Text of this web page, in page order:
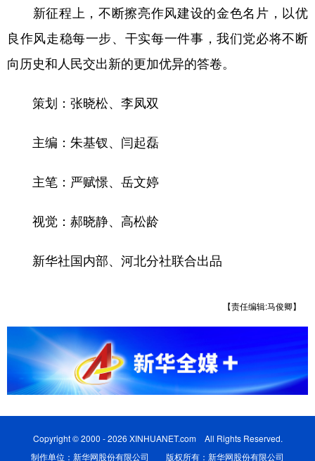
新征程上，不断擦亮作风建设的金色名片，以优
良作风走稳每一步、干实每一件事，我们党必将不断
向历史和人民交出新的更加优异的答卷。
策划：张晓松、李凤双
主编：朱基钗、闫起磊
主笔：严赋憬、岳文婷
视觉：郝晓静、高松龄
新华社国内部、河北分社联合出品
【责任编辑:马俊卿】
Copyright © 2000 - 2026 XINHUANET.com All Rights Reserved.
制作单位：新华网股份有限公司 版权所有：新华网股份有限公司